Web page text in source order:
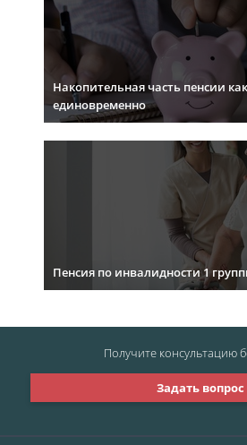
Накопительная часть пенсии
единовременно
Пенсия по инвалидности 1
Задать вопрос
Получите консультацию